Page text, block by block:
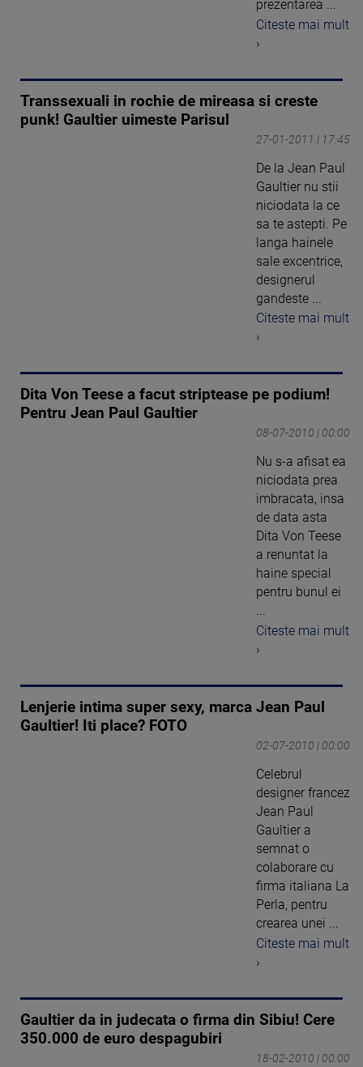
prezentarea ...
Citeste mai mult
›
Transsexuali in rochie de mireasa si creste
punk! Gaultier uimeste Parisul
27-01-2011 | 17:45
De la Jean Paul
Gaultier nu stii
niciodata la ce
sa te astepti. Pe
langa hainele
sale excentrice,
designerul
gandeste ...
Citeste mai mult
›
Dita Von Teese a facut striptease pe podium!
Pentru Jean Paul Gaultier
08-07-2010 | 00:00
Nu s-a afisat ea
niciodata prea
imbracata, insa
de data asta
Dita Von Teese
a renuntat la
haine special
pentru bunul ei
...
Citeste mai mult
›
Lenjerie intima super sexy, marca Jean Paul
Gaultier! Iti place? FOTO
02-07-2010 | 00:00
Celebrul
designer francez
Jean Paul
Gaultier a
semnat o
colaborare cu
firma italiana La
Perla, pentru
crearea unei ...
Citeste mai mult
›
Gaultier da in judecata o firma din Sibiu! Cere
350.000 de euro despagubiri
18-02-2010 | 00:00